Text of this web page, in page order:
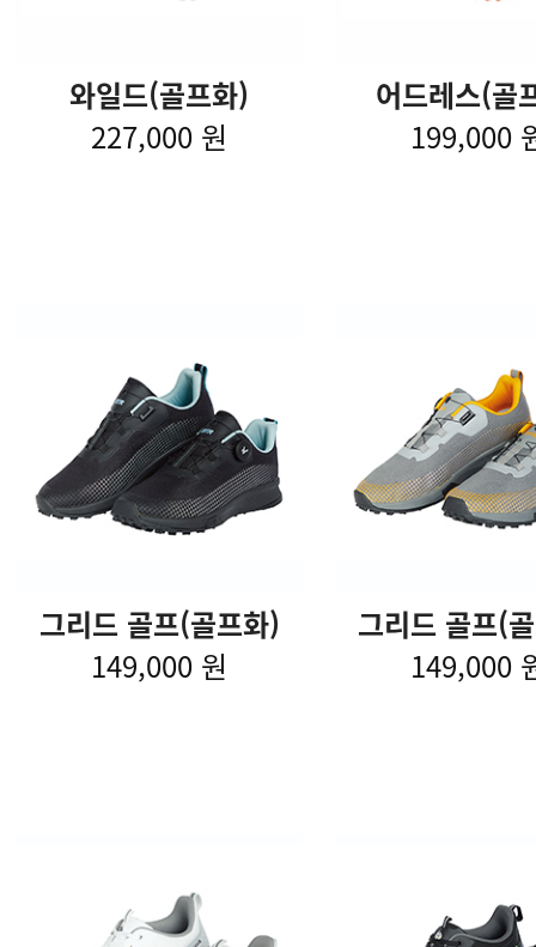
와일드(골프화)
227,000 원
어드레스(골
199,000
그리드 골프(골프화)
149,000 원
그리드 골프(
149,000